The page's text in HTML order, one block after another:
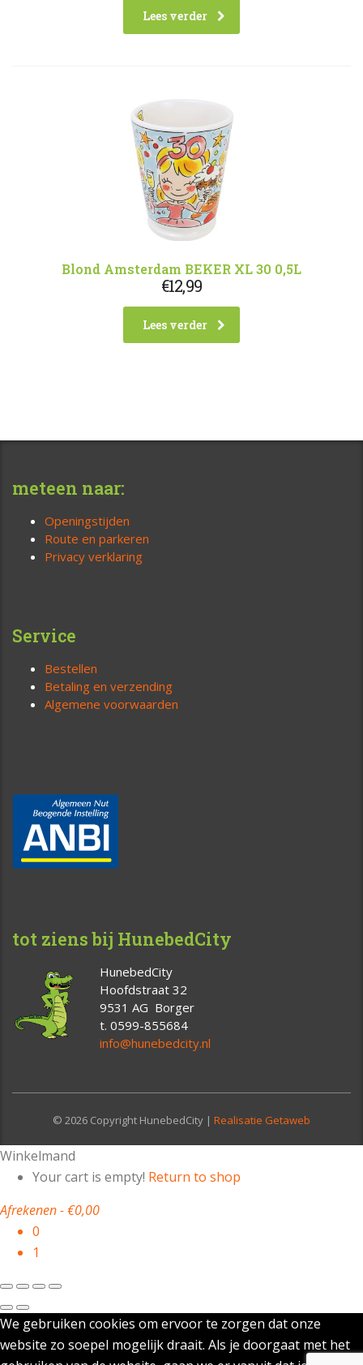
Lees verder
Blond Amsterdam BEKER XL 30 0,5L
€12,99
Lees verder
meteen naar:
Openingstijden
Route en parkeren
Privacy verklaring
Service
Bestellen
Betaling en verzending
Algemene voorwaarden
tot ziens bij HunebedCity
HunebedCity
Hoofdstraat 32
9531 AG Borger
t. 0599-855684
info@hunebedcity.nl
© 2026 Copyright HunebedCity | Realisatie Getaweb
Winkelmand
Your cart is empty! Return to shop
Afrekenen-€0,00
0
1
We gebruiken cookies om ervoor te zorgen dat onze
website zo soepel mogelijk draait. Als je doorgaat met het